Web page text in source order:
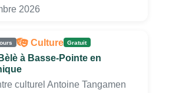
2026
Culture Gratuit
à Basse-Pointe en
culturel Antoine Tangamen